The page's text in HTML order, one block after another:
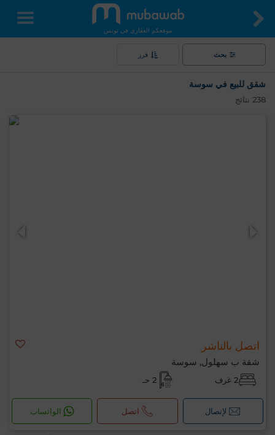
موقعكم العقاري في تونس
بحث فرز
شقق للبيع في سوسة
238 نتائج
اتصل بالناشر
شقة ب سهلول, سوسة
2 غرف 2 حـ
لإتصال اتصل الواتساب